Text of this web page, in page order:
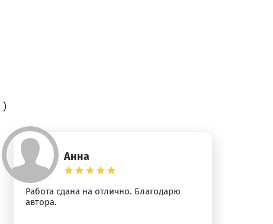
)
Анна
Работа сдана на отлично. Благодарю
автора.